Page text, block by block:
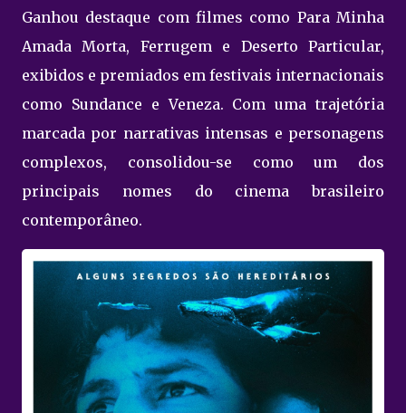
Ganhou destaque com filmes como Para Minha
Amada Morta, Ferrugem e Deserto Particular,
exibidos e premiados em festivais internacionais
como Sundance e Veneza. Com uma trajetória
marcada por narrativas intensas e personagens
complexos, consolidou-se como um dos
principais nomes do cinema brasileiro
contemporâneo.